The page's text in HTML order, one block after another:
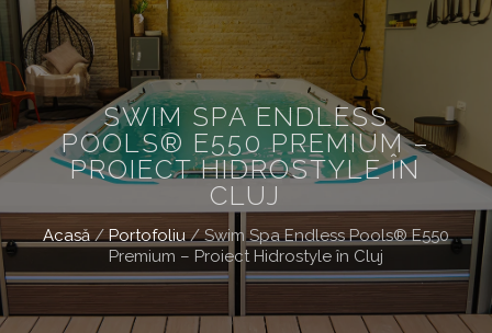
SWIM SPA ENDLESS
POOLS® E550 PREMIUM –
PROIECT HIDROSTYLE ÎN
CLUJ
Acasă/Portofoliu/Swim Spa Endless Pools® E550
Premium – Proiect Hidrostyle în Cluj